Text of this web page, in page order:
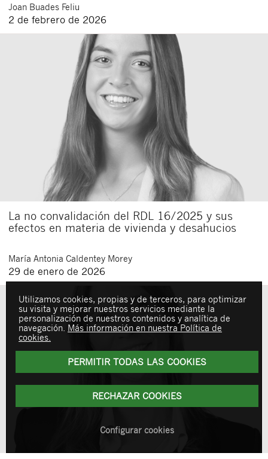
Joan Buades Feliu
2 de febrero de 2026
La no convalidación del RDL 16/2025 y sus
efectos en materia de vivienda y desahucios
María Antonia Caldentey Morey
29 de enero de 2026
Utilizamos cookies, propias y de terceros, para optimizar
su visita y mejorar nuestros servicios mediante la
personalización de nuestros contenidos y analítica de
navegación. Más información en nuestra Política de
cookies.
PERMITIR TODAS LAS COOKIES
RECHAZAR COOKIES
Configurar cookies